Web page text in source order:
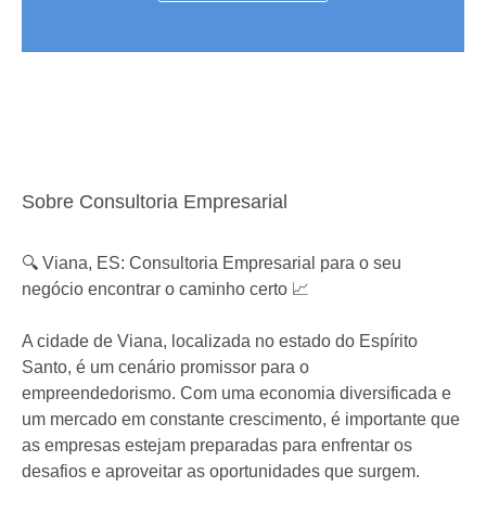
Sobre Consultoria Empresarial
🔍 Viana, ES: Consultoria Empresarial para o seu
negócio encontrar o caminho certo 📈
A cidade de Viana, localizada no estado do Espírito
Santo, é um cenário promissor para o
empreendedorismo. Com uma economia diversificada e
um mercado em constante crescimento, é importante que
as empresas estejam preparadas para enfrentar os
desafios e aproveitar as oportunidades que surgem.